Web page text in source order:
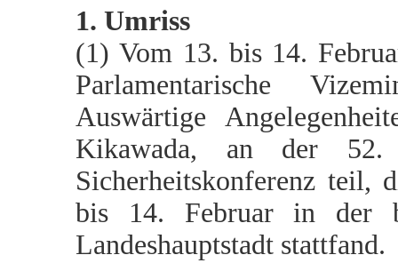
1. Umriss
(1) Vom 13. bis 14.
Parlamentarische
Auswärtige
Kikawada, an der 52.
Sicherheitskonferenz teil,
bis 14. Februar in der
Landeshauptstadt stattfand.